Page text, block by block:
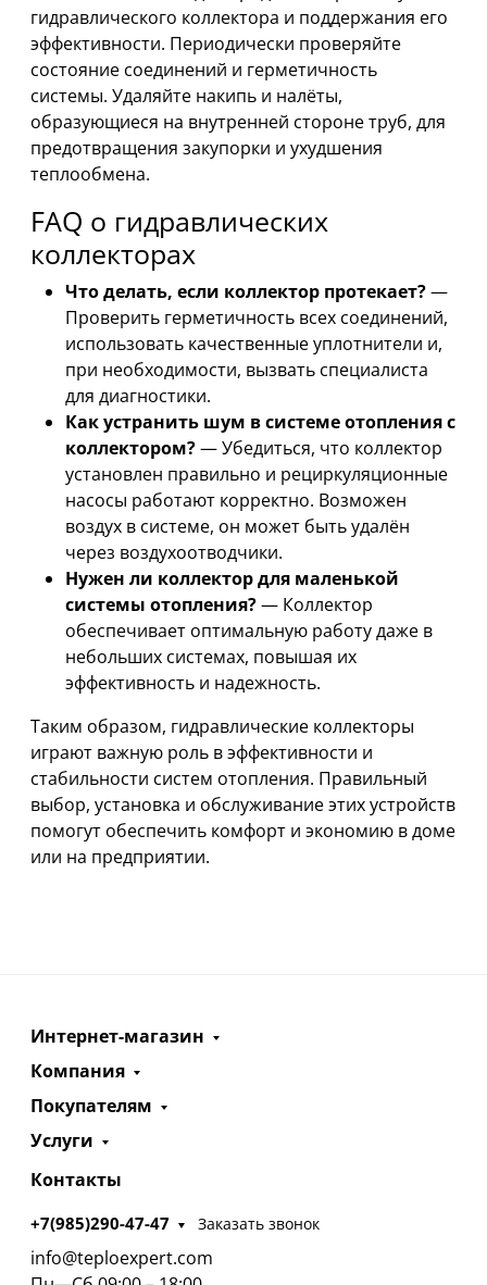
гидравлического коллектора и поддержания его
эффективности. Периодически проверяйте
состояние соединений и герметичность
системы. Удаляйте накипь и налёты,
образующиеся на внутренней стороне труб, для
предотвращения закупорки и ухудшения
теплообмена.
FAQ о гидравлических
коллекторах
Что делать, если коллектор протекает?—
Проверить герметичность всех соединений,
использовать качественные уплотнители и,
при необходимости, вызвать специалиста
для диагностики.
Как устранить шум в системе отопления с
коллектором?— Убедиться, что коллектор
установлен правильно и рециркуляционные
насосы работают корректно. Возможен
воздух в системе, он может быть удалён
через воздухоотводчики.
Нужен ли коллектор для маленькой
системы отопления?— Коллектор
обеспечивает оптимальную работу даже в
небольших системах, повышая их
эффективность и надежность.
Таким образом, гидравлические коллекторы
играют важную роль в эффективности и
стабильности систем отопления. Правильный
выбор, установка и обслуживание этих устройств
помогут обеспечить комфорт и экономию в доме
или на предприятии.
Интернет-магазин
Компания
Покупателям
Услуги
Контакты
+7(985)290-47-47 Заказать звонок
info@teploexpert.com